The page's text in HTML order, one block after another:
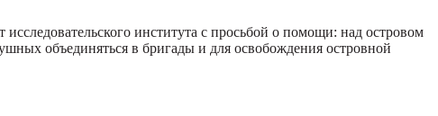
института с просьбой о помощи: над островом
объединяться в бригады и для освобождения островной